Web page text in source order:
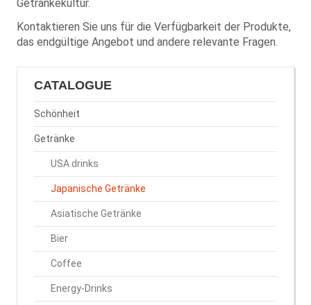
CATALOGUE
Schönheit
Getränke
USA drinks
Japanische Getränke
Asiatische Getränke
Bier
Coffee
Energy-Drinks
Getränkekultur.
Kontaktieren Sie uns für die Verfügbarkeit der Produkte,
das endgültige Angebot und andere relevante Fragen.